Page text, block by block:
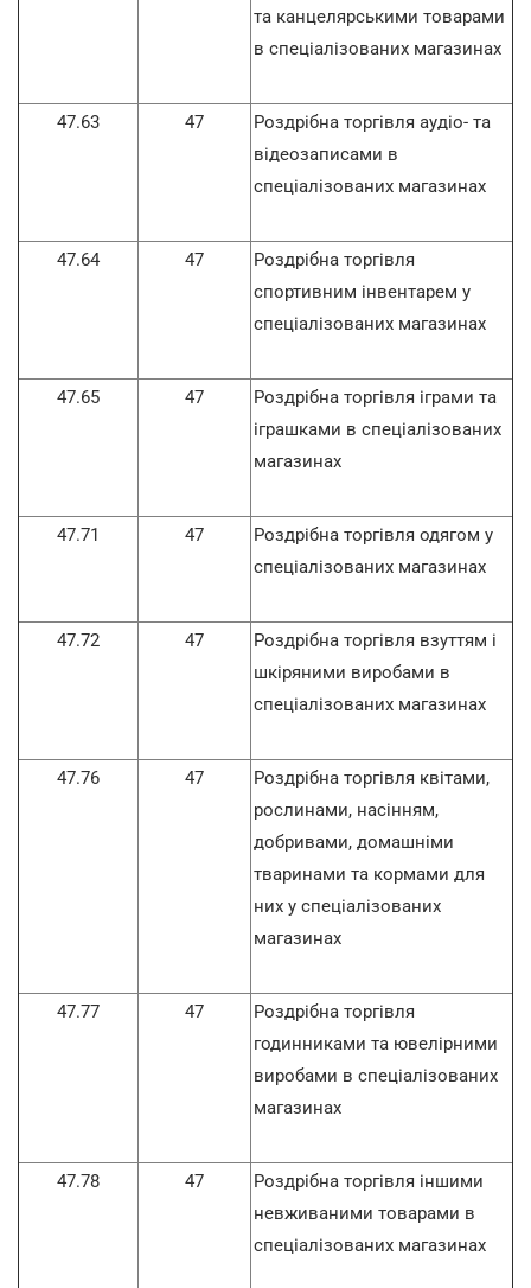
та канцелярськими товарами
в спеціалізованих магазинах
47.63 47
Роздрібна торгівля аудіо- та
відеозаписами в
спеціалізованих магазинах
47.64 47
Роздрібна торгівля
спортивним інвентарем у
спеціалізованих магазинах
47.65 47
Роздрібна торгівля іграми та
іграшками в спеціалізованих
магазинах
47.71 47
Роздрібна торгівля одягом у
спеціалізованих магазинах
47.72 47
Роздрібна торгівля взуттям і
шкіряними виробами в
спеціалізованих магазинах
47.76 47
Роздрібна торгівля квітами,
рослинами, насінням,
добривами, домашніми
тваринами та кормами для
них у спеціалізованих
магазинах
47.77 47
Роздрібна торгівля
годинниками та ювелірними
виробами в спеціалізованих
магазинах
47.78 47
Роздрібна торгівля іншими
невживаними товарами в
спеціалізованих магазинах